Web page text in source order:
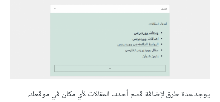
يوجد عدة طرق لإضافة قسم أحدث المقالات لأي مكان في موقعك،